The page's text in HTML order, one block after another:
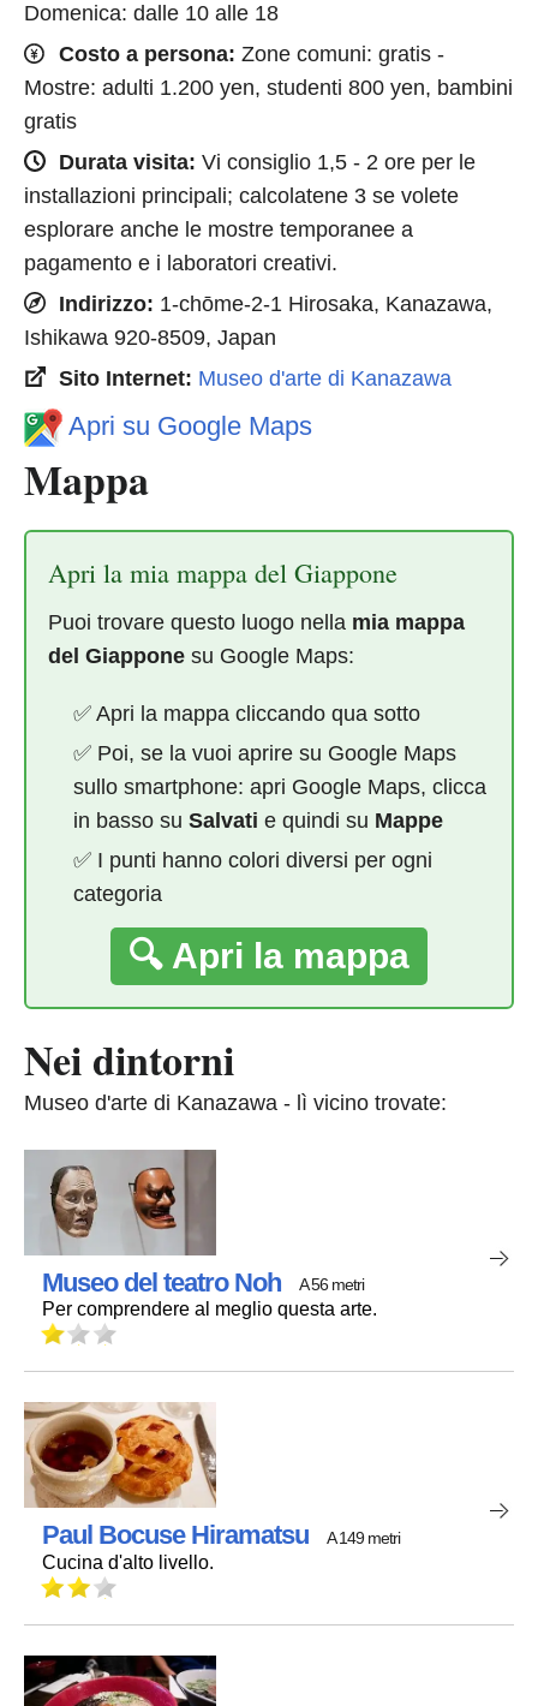
Domenica: dalle 10 alle 18
Costo a persona: Zone comuni: gratis -
Mostre: adulti 1.200 yen, studenti 800 yen, bambini
gratis
Durata visita: Vi consiglio 1,5 - 2 ore per le
installazioni principali; calcolatene 3 se volete
esplorare anche le mostre temporanee a
pagamento e i laboratori creativi.
Indirizzo: 1-chōme-2-1 Hirosaka, Kanazawa,
Ishikawa 920-8509, Japan
Sito Internet: Museo d'arte di Kanazawa
Apri su Google Maps
Mappa
Apri la mia mappa del Giappone
Puoi trovare questo luogo nella mia mappa
del Giappone su Google Maps:
✅ Apri la mappa cliccando qua sotto
✅ Poi, se la vuoi aprire su Google Maps
sullo smartphone: apri Google Maps, clicca
in basso su Salvati e quindi su Mappe
✅ I punti hanno colori diversi per ogni
categoria
🔍 Apri la mappa
Nei dintorni
Museo d'arte di Kanazawa - lì vicino trovate:
Museo del teatro Noh A 56 metri
Per comprendere al meglio questa arte.
Paul Bocuse Hiramatsu A 149 metri
Cucina d'alto livello.